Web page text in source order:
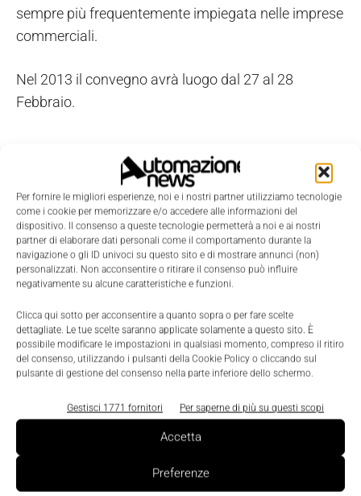
Per fornire le migliori esperienze, noi e i nostri partner utilizziamo tecnologie
come i cookie per memorizzare e/o accedere alle informazioni del
dispositivo. Il consenso a queste tecnologie permetterà a noi e ai nostri
partner di elaborare dati personali come il comportamento durante la
navigazione o gli ID univoci su questo sito e di mostrare annunci (non)
personalizzati. Non acconsentire o ritirare il consenso può influire
negativamente su alcune caratteristiche e funzioni.
Clicca qui sotto per acconsentire a quanto sopra o per fare scelte
dettagliate. Le tue scelte saranno applicate solamente a questo sito. È
possibile modificare le impostazioni in qualsiasi momento, compreso il ritiro
del consenso, utilizzando i pulsanti della Cookie Policy o cliccando sul
pulsante di gestione del consenso nella parte inferiore dello schermo.
Gestisci 1771 fornitori Per saperne di più su questi scopi
Accetta
Preferenze
sempre più frequentemente impiegata nelle imprese
commerciali.
Nel 2013 il convegno avrà luogo dal 27 al 28
Febbraio.
Schunk